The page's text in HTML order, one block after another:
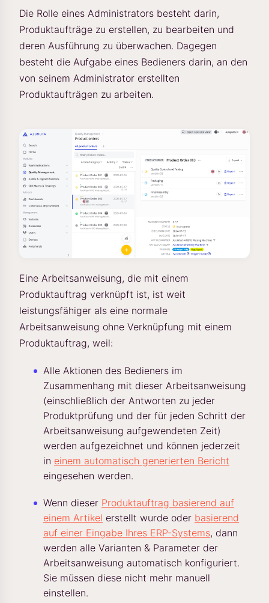
Die Rolle eines Administrators besteht darin,
Produktaufträge zu erstellen, zu bearbeiten und
deren Ausführung zu überwachen. Dagegen
besteht die Aufgabe eines Bedieners darin, an den
von seinem Administrator erstellten
Produktaufträgen zu arbeiten.
Eine Arbeitsanweisung, die mit einem
Produktauftrag verknüpft ist, ist weit
leistungsfähiger als eine normale
Arbeitsanweisung ohne Verknüpfung mit einem
Produktauftrag, weil:
Alle Aktionen des Bedieners im
Zusammenhang mit dieser Arbeitsanweisung
(einschließlich der Antworten zu jeder
Produktprüfung und der für jeden Schritt der
Arbeitsanweisung aufgewendeten Zeit)
werden aufgezeichnet und können jederzeit
in einem automatisch generierten Bericht
eingesehen werden.
Wenn dieser Produktauftrag basierend auf
einem Artikel erstellt wurde oder basierend
auf einer Eingabe Ihres ERP-Systems, dann
werden alle Varianten & Parameter der
Arbeitsanweisung automatisch konfiguriert.
Sie müssen diese nicht mehr manuell
einstellen.